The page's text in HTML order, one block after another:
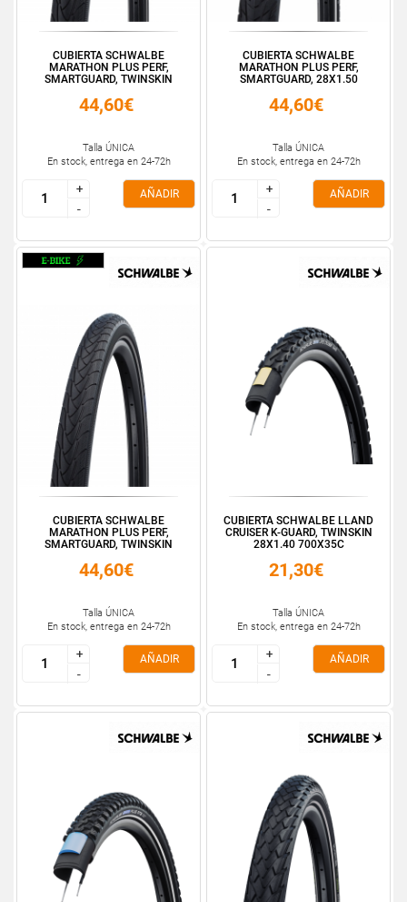
CUBIERTA SCHWALBE
MARATHON PLUS PERF,
SMARTGUARD, TWINSKIN
44,60€
Talla ÚNICA
En stock, entrega en 24-72h
+
-
+
-
AÑADIR
CUBIERTA SCHWALBE
MARATHON PLUS PERF,
SMARTGUARD, 28X1.50
44,60€
Talla ÚNICA
En stock, entrega en 24-72h
+
-
+
-
AÑADIR
CUBIERTA SCHWALBE
MARATHON PLUS PERF,
SMARTGUARD, TWINSKIN
44,60€
Talla ÚNICA
En stock, entrega en 24-72h
+
-
+
-
AÑADIR
CUBIERTA SCHWALBE LLAND
CRUISER K-GUARD, TWINSKIN
28X1.40 700X35C
21,30€
Talla ÚNICA
En stock, entrega en 24-72h
+
-
+
-
AÑADIR